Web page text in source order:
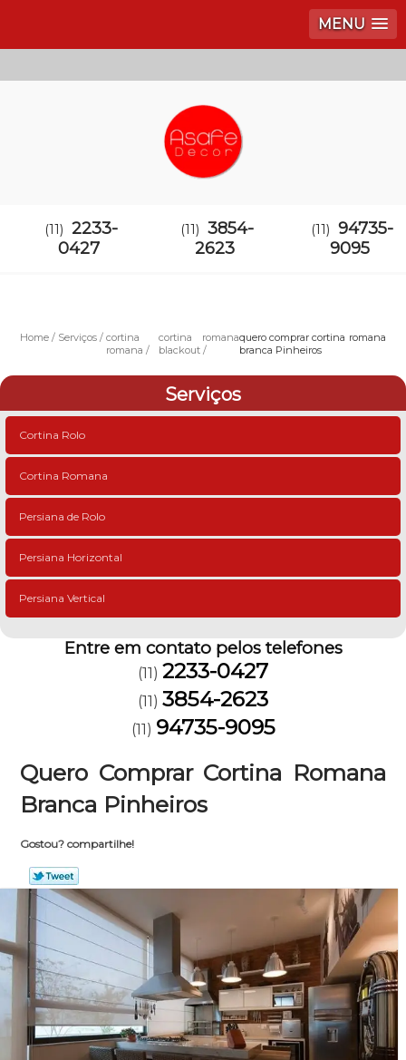
MENU
(11) 2233-
0427
(11) 3854-
2623
(11) 94735-
9095
Home Serviços
cortina
romana
cortina romana
blackout
quero comprar cortina romana
branca Pinheiros
Serviços
Cortina Rolo
Cortina Romana
Persiana de Rolo
Persiana Horizontal
Persiana Vertical
Entre em contato pelos telefones
(11) 2233-0427
(11) 3854-2623
(11) 94735-9095
Quero Comprar Cortina Romana
Branca Pinheiros
Gostou? compartilhe!